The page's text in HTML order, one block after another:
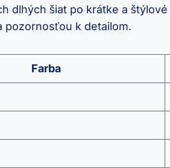
dlhých šiat po krátke a
pozornosťou k detailom.
Farba